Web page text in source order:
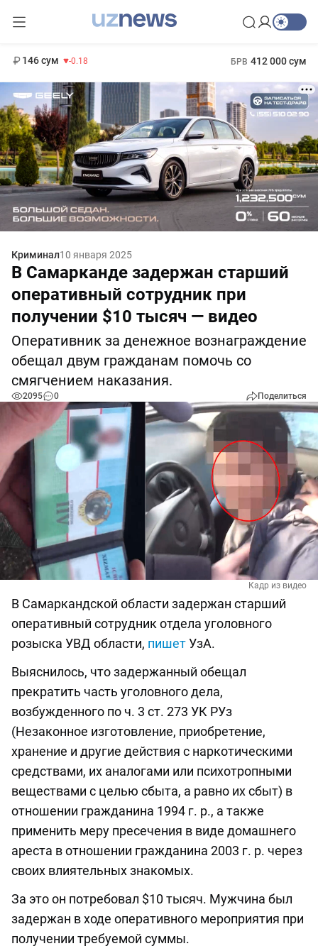
146 сум -0.18 БРВ 412 000 сум
Криминал10 января 2025
В Самарканде задержан старший
оперативный сотрудник при
получении $10 тысяч — видео
Оперативник за денежное вознаграждение
обещал двум гражданам помочь со
смягчением наказания.
2095 0 Поделиться
Кадр из видео
В Самаркандской области задержан старший
оперативный сотрудник отдела уголовного
розыска УВД области, пишетУзА.
Выяснилось, что задержанный обещал
прекратить часть уголовного дела,
возбужденного по ч. 3 ст. 273 УК РУз
(Незаконное изготовление, приобретение,
хранение и другие действия с наркотическими
средствами, их аналогами или психотропными
веществами с целью сбыта, а равно их сбыт) в
отношении гражданина 1994 г. р., а также
применить меру пресечения в виде домашнего
ареста в отношении гражданина 2003 г. р. через
своих влиятельных знакомых.
За это он потребовал $10 тысяч. Мужчина был
задержан в ходе оперативного мероприятия при
получении требуемой суммы.